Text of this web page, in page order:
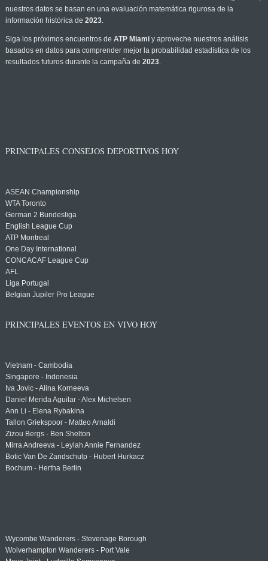
nuestros datos se basan en una evaluación matemática rigurosa de la
información histórica de 2023.
Siga los próximos encuentros de ATP Miamiy aproveche nuestros análisis
basados en datos para comprender mejor la probabilidad estadística de los
resultados futuros durante la campaña de 2023.
PRINCIPALES CONSEJOS DEPORTIVOS HOY
ASEAN Championship
WTA Toronto
German 2 Bundesliga
English League Cup
ATP Montreal
One Day International
CONCACAF League Cup
AFL
Liga Portugal
Belgian Jupiler Pro League
PRINCIPALES EVENTOS EN VIVO HOY
Vietnam - Cambodia
Singapore - Indonesia
Iva Jovic - Alina Korneeva
Daniel Merida Aguilar - Alex Michelsen
Ann Li - Elena Rybakina
Tallon Griekspoor - Matteo Arnaldi
Zizou Bergs - Ben Shelton
Mirra Andreeva - Leylah Annie Fernandez
Botic Van De Zandschulp - Hubert Hurkacz
Bochum - Hertha Berlin
Wycombe Wanderers - Stevenage Borough
Wolverhampton Wanderers - Port Vale